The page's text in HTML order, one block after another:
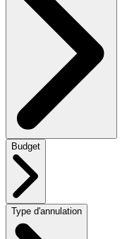
Budget
Type d'annulation